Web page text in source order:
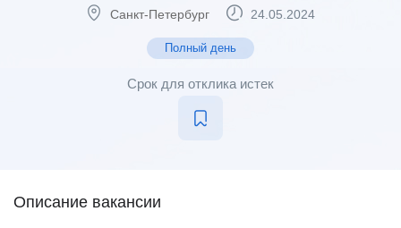
Санкт-Петербург 24.05.2024
Полный день
Срок для отклика истек
Описание вакансии